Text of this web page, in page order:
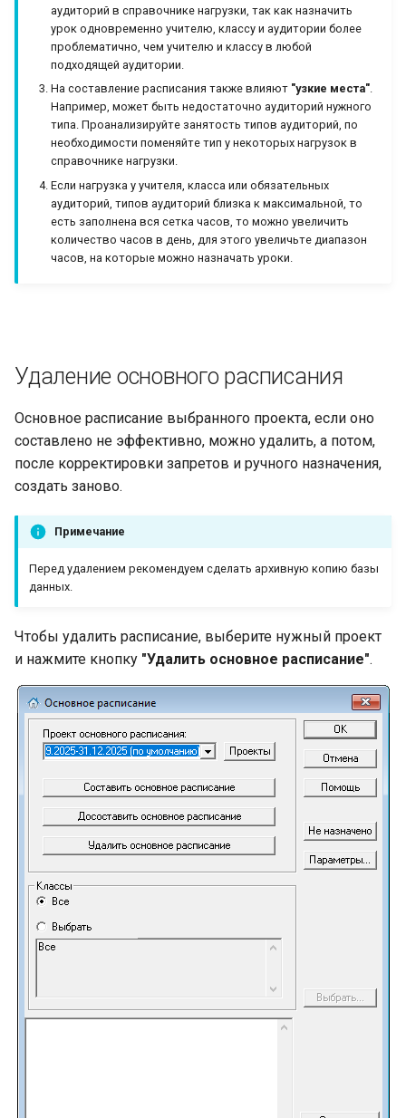
аудиторий в справочнике нагрузки, так как назначить
урок одновременно учителю, классу и аудитории более
проблематично, чем учителю и классу в любой
подходящей аудитории.
На составление расписания также влияют "узкие места".
Например, может быть недостаточно аудиторий нужного
типа. Проанализируйте занятость типов аудиторий, по
необходимости поменяйте тип у некоторых нагрузок в
справочнике нагрузки.
Если нагрузка у учителя, класса или обязательных
аудиторий, типов аудиторий близка к максимальной, то
есть заполнена вся сетка часов, то можно увеличить
количество часов в день, для этого увеличьте диапазон
часов, на которые можно назначать уроки.
Удаление основного расписания
Основное расписание выбранного проекта, если оно
составлено не эффективно, можно удалить, а потом,
после корректировки запретов и ручного назначения,
создать заново.
Примечание
Перед удалением рекомендуем сделать архивную копию базы
данных.
Чтобы удалить расписание, выберите нужный проект
и нажмите кнопку "Удалить основное расписание".